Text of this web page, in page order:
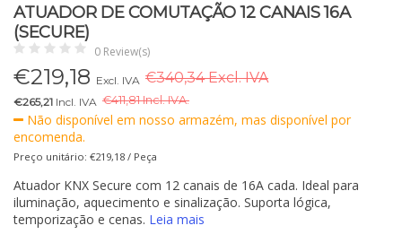
ATUADOR DE COMUTAÇÃO 12 CANAIS 16A
(SECURE)
0 Review(s)
€219,18 Excl. IVA €340,34 Excl. IVA
€265,21 Incl. IVA €411,81 Incl. IVA.
Não disponível em nosso armazém, mas disponível por
encomenda.
Preço unitário: €219,18 / Peça
Atuador KNX Secure com 12 canais de 16A cada. Ideal para
iluminação, aquecimento e sinalização. Suporta lógica,
temporização e cenas. Leia mais